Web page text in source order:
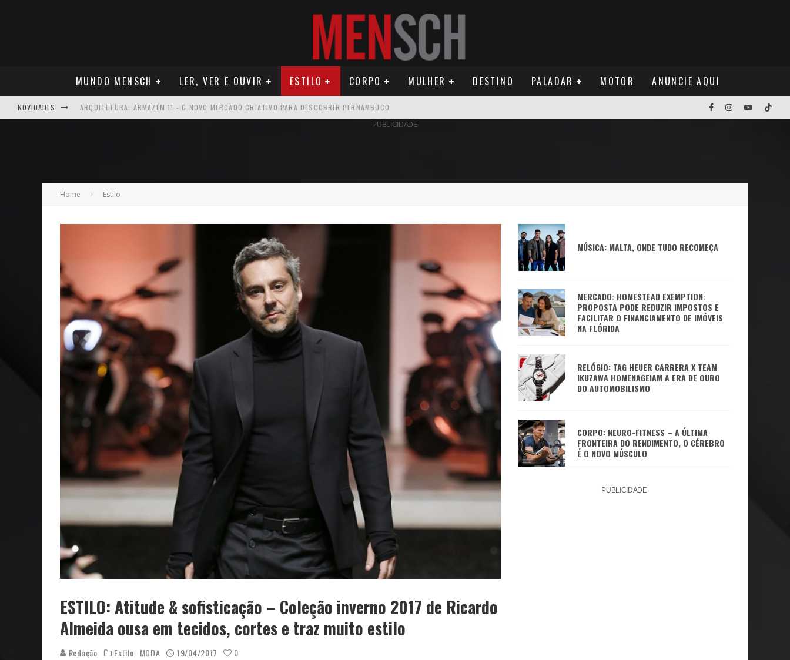
MUNDO MENSCH LER, VER E OUVIR ESTILO CORPO MULHER DESTINO PALADAR MOTOR ANUNCIE AQUI
NOVIDADES ARQUITETURA: ARMAZÉM 11 - O NOVO MERCADO CRIATIVO PARA DESCOBRIR PERNAMBUCO
NEGÓCIOS: FÁBIO RUA, VICE-PRESIDENTE DA GM NA AMÉRICA DO SUL E SEU LEGADO
ARTE: GALERIA MAURÍCIO REDIG REAFIRMA RECIFE COMO CELEIRO DAS ARTES EM NOITE DE REINAUGURAÇÃO
NEGÓCIOS: MUDANÇA NAS REGRAS DO SEGURO DE SAÚDE PODE AUMENTAR CUSTOS PARA MILHARES DE BRASILEIROS QUE VIVEM NOS EUA
TEATRO: MATEUS SOLANO APRESENTA EM RECIFE SEU PRIMEIRO MONÓLOGO, “O FIGURANTE”
PUBLICIDADE
Home Estilo
ESTILO: Atitude & sofisticação – Coleção inverno 2017 de Ricardo
Almeida ousa em tecidos, cortes e traz muito estilo
Redação Estilo MODA 19/04/2017 0
MÚSICA: MALTA, ONDE TUDO RECOMEÇA
MERCADO: HOMESTEAD EXEMPTION:
PROPOSTA PODE REDUZIR IMPOSTOS E
FACILITAR O FINANCIAMENTO DE IMÓVEIS
NA FLÓRIDA
RELÓGIO: TAG HEUER CARRERA X TEAM
IKUZAWA HOMENAGEIAM A ERA DE OURO
DO AUTOMOBILISMO
CORPO: NEURO-FITNESS – A ÚLTIMA
FRONTEIRA DO RENDIMENTO, O CÉREBRO
É O NOVO MÚSCULO
PUBLICIDADE